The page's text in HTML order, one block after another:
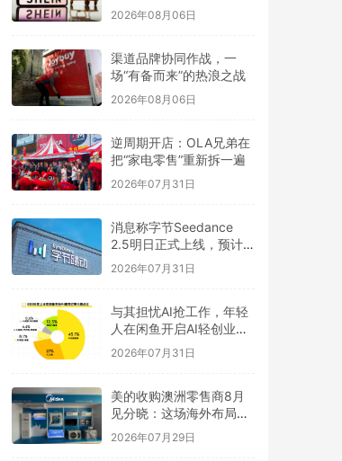
2026年08月06日
渠道品牌协同作战，一
场“有备而来”的热浪之战
2026年08月06日
逆周期开店：OLA兄弟在
把“家电零售”重新拆一遍
2026年07月31日
消息称字节Seedance
2.5明日正式上线，预计
一周后开放API
2026年07月31日
与其担忧AI抢工作，年轻
人在闲鱼开启AI轻创业浪
潮
2026年07月31日
美的收购澳洲零售商8月
见分晓：这场海外布局大
考或成分水岭
2026年07月29日